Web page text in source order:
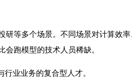
研等多个场景。不同场景对计算
跑模型的技术人员稀缺。
业业务的复合型人才。